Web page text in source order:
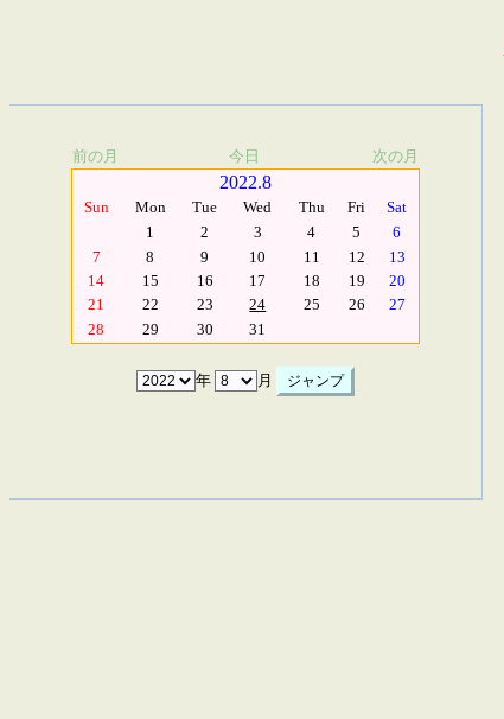
前の月 今日 次の月
2022.8
Sun Mon Tue Wed Thu Fri
Sat
1
2 3 4 5
6
7
8 9 10 11 12
13
14
15 16 17 18 19
20
21
22 23 24 25 26
27
28
29 30 31
年 月